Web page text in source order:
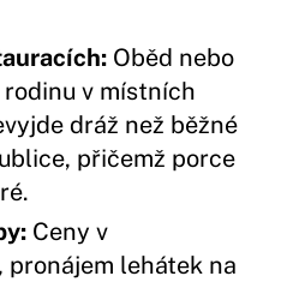
Oběd nebo
v místních
dráž než běžné
přičemž porce
Ceny v
lehátek na